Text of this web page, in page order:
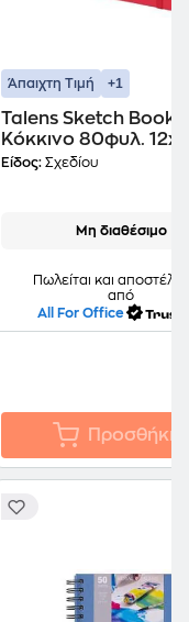
Άπαιχτη Τιμή +1
Talens Sketch Book
Κόκκινο 80φυλ.
140 Γρ.
Είδος: Σχεδίου
Μη διαθέσιμο
Πωλείται και
από
All For Office
Προσθήκη